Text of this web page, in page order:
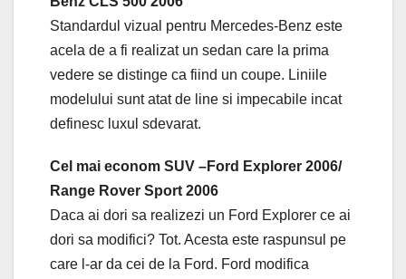
Standardul vizual pentru Mercedes-Benz este
acela de a fi realizat un sedan care la prima
vedere se distinge ca fiind un coupe. Liniile
modelului sunt atat de line si impecabile incat
definesc luxul sdevarat.
Cel mai econom SUV –Ford Explorer 2006/
Range Rover Sport 2006
Daca ai dori sa realizezi un Ford Explorer ce ai
dori sa modifici? Tot. Acesta este raspunsul pe
care l-ar da cei de la Ford. Ford modifica